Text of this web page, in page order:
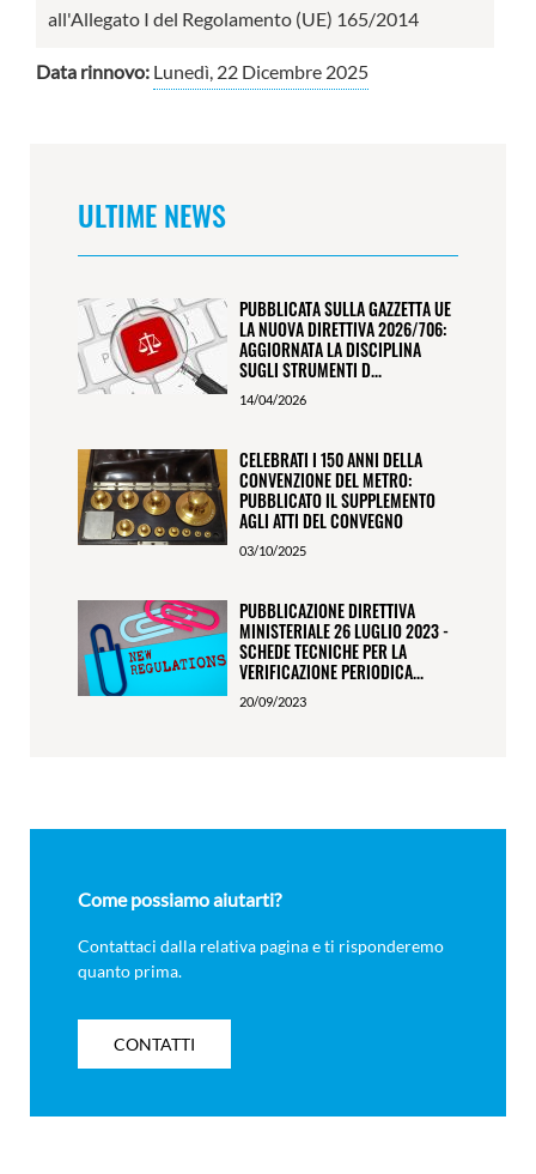
all'Allegato I del Regolamento (UE) 165/2014
Data rinnovo: Lunedì, 22 Dicembre 2025
ULTIME NEWS
PUBBLICATA SULLA GAZZETTA UE
LA NUOVA DIRETTIVA 2026/706:
AGGIORNATA LA DISCIPLINA
SUGLI STRUMENTI D...
14/04/2026
CELEBRATI I 150 ANNI DELLA
CONVENZIONE DEL METRO:
PUBBLICATO IL SUPPLEMENTO
AGLI ATTI DEL CONVEGNO
03/10/2025
PUBBLICAZIONE DIRETTIVA
MINISTERIALE 26 LUGLIO 2023 -
SCHEDE TECNICHE PER LA
VERIFICAZIONE PERIODICA...
20/09/2023
Come possiamo aiutarti?
Contattaci dalla relativa pagina e ti risponderemo
quanto prima.
CONTATTI